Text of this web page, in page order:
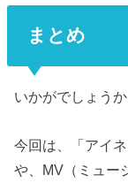
まとめ
いかがでしょうか
今回は、「アイ
や、MV（ミュー